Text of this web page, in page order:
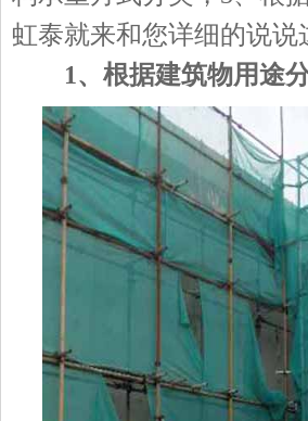
虹泰就来和您详细的说说
1、根据建筑物用途